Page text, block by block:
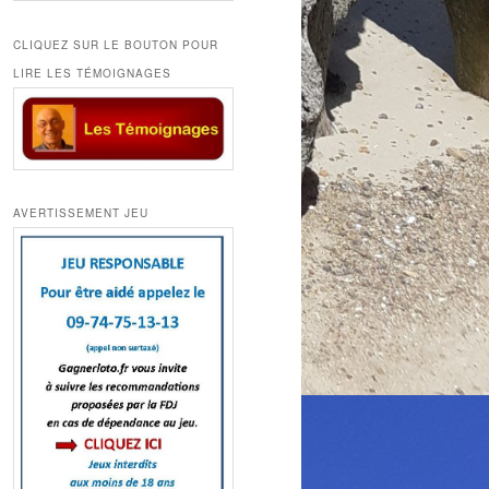
CLIQUEZ SUR LE BOUTON POUR
LIRE LES TÉMOIGNAGES
AVERTISSEMENT JEU